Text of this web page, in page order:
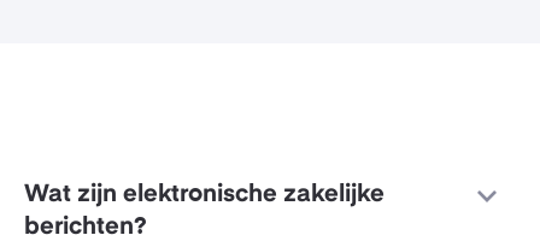
Wat zijn elektronische zakelijke
berichten?